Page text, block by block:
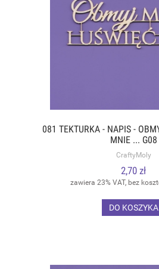
081 TEKTURKA - NAPIS -
MNIE ... G08
CraftyMoly
2,70 zł
zawiera 23% VAT, bez
DO KOSZYKA